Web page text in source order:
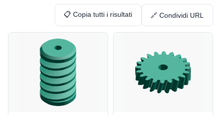
📋 Copia tutti i risultati 🔗 Condividi URL